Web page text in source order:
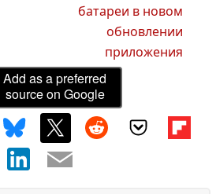
батареи в новом
обновлении
приложения
Add as a preferred
source on Google